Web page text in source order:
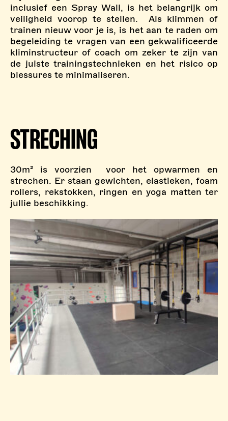
inclusief een Spray Wall, is het belangrijk om
veiligheid voorop te stellen. Als klimmen of
trainen nieuw voor je is, is het aan te raden om
begeleiding te vragen van een gekwalificeerde
kliminstructeur of coach om zeker te zijn van
de juiste trainingstechnieken en het risico op
blessures te minimaliseren.
STRECHING
30m² is voorzien
voor het opwarmen en
strechen. Er staan gewichten, elastieken, foam
rollers, rekstokken, ringen en yoga matten ter
jullie beschikking.